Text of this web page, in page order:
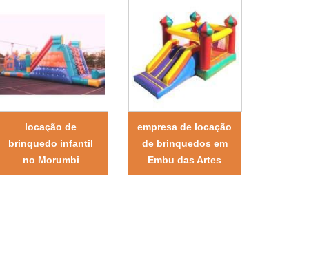
locação de
brinquedo infantil
no Morumbi
empresa de locação
de brinquedos em
Embu das Artes